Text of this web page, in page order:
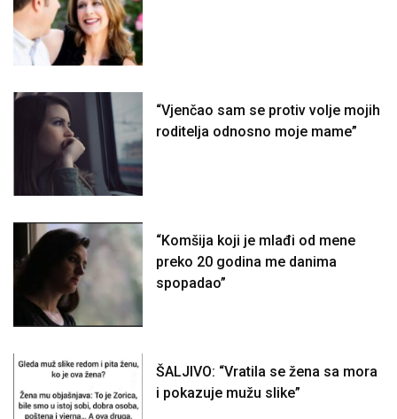
“Vjenčao sam se protiv volje mojih
roditelja odnosno moje mame”
“Komšija koji je mlađi od mene
preko 20 godina me danima
spopadao”
ŠALJIVO: “Vratila se žena sa mora
i pokazuje mužu slike”